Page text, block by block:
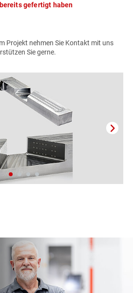
gefertigt haben
Projekt nehmen Sie Kontakt mit uns
Sie gerne.